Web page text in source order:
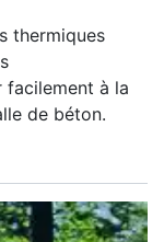
thermiques
facilement à la
de béton.